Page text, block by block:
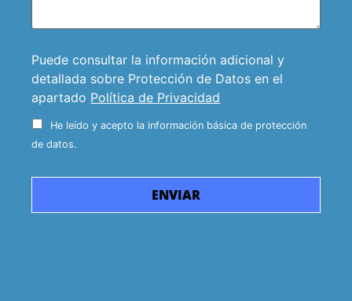
Puede consultar la información adicional y
detallada sobre Protección de Datos en el
apartado Política de Privacidad
He leído y acepto la información básica de protección
de datos.